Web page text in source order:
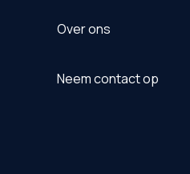
Over ons
Neem contact op